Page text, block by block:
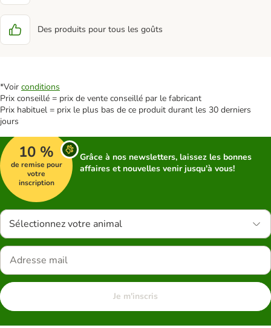
Des produits pour tous les goûts
*Voir conditions
Prix conseillé = prix de vente conseillé par le fabricant
Prix habituel = prix le plus bas de ce produit durant les 30 derniers
jours
10 %
de remise pour
votre
inscription
Grâce à nos newsletters, laissez les bonnes
affaires et nouvelles venir jusqu'à vous!
Sélectionnez votre animal
Je m'inscris